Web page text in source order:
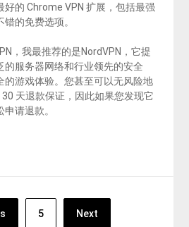
的 Chrome VPN 扩展，包括最强
的免费选项。
，我最推荐的是NordVPN，它提
的服务器网络和行业领先的安全
的游戏体验。您甚至可以无风险地
天退款保证，因此如果您发现它
请退款。
5 Next